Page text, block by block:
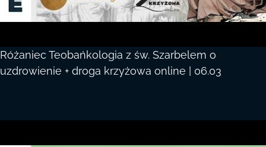
Różaniec Teobańkologia z św. Szarbelem o
uzdrowienie + droga krzyżowa online | 06.03